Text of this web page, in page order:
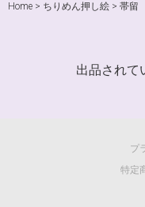
Home ちりめん押し絵 帯留
出品されて
プ
特定